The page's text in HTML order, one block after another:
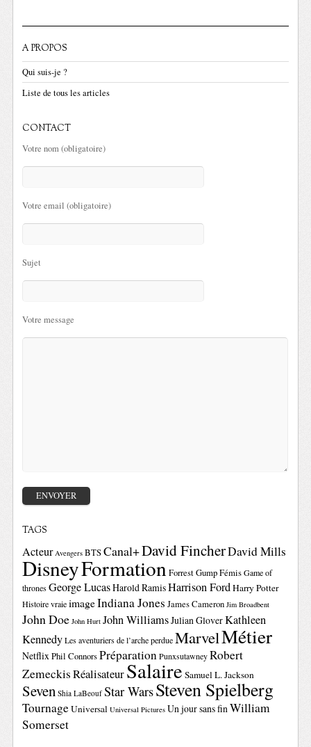
A PROPOS
Qui suis-je ?
Liste de tous les articles
CONTACT
Votre nom (obligatoire)
Votre email (obligatoire)
Sujet
Votre message
TAGS
Acteur Avengers BTSCanal+David FincherDavid Mills
DisneyFormationForrest GumpFémis Game of
thrones George LucasHarold RamisHarrison FordHarry Potter
Histoire vraie imageIndiana Jones James Cameron Jim Broadbent
John Doe John Hurt John WilliamsJulian GloverKathleen
Kennedy Les aventuriers de l’arche perdue MarvelMétier
NetflixPhil ConnorsPréparation Punxsutawney Robert
ZemeckisRéalisateurSalaire Samuel L. Jackson
Seven Shia LaBeouf Star WarsSteven Spielberg
TournageUniversal Universal Pictures Un jour sans finWilliam
Somerset